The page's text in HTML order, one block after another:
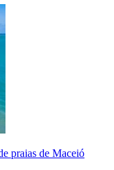
praias de Maceió